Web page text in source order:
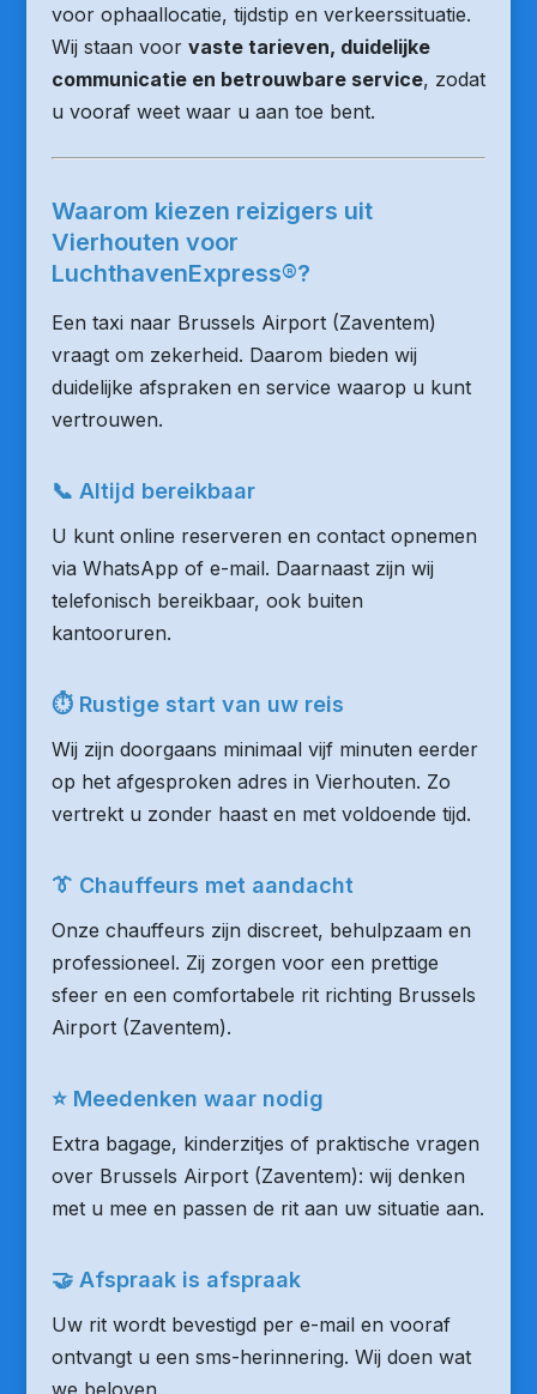
voor ophaallocatie, tijdstip en verkeerssituatie.
Wij staan voor vaste tarieven, duidelijke
communicatie en betrouwbare service, zodat
u vooraf weet waar u aan toe bent.
Waarom kiezen reizigers uit
Vierhouten voor
LuchthavenExpress®?
Een taxi naar Brussels Airport (Zaventem)
vraagt om zekerheid. Daarom bieden wij
duidelijke afspraken en service waarop u kunt
vertrouwen.
📞 Altijd bereikbaar
U kunt online reserveren en contact opnemen
via WhatsApp of e-mail. Daarnaast zijn wij
telefonisch bereikbaar, ook buiten
kantooruren.
⏱ Rustige start van uw reis
Wij zijn doorgaans minimaal vijf minuten eerder
op het afgesproken adres in Vierhouten. Zo
vertrekt u zonder haast en met voldoende tijd.
👔 Chauffeurs met aandacht
Onze chauffeurs zijn discreet, behulpzaam en
professioneel. Zij zorgen voor een prettige
sfeer en een comfortabele rit richting Brussels
Airport (Zaventem).
⭐ Meedenken waar nodig
Extra bagage, kinderzitjes of praktische vragen
over Brussels Airport (Zaventem): wij denken
met u mee en passen de rit aan uw situatie aan.
🤝 Afspraak is afspraak
Uw rit wordt bevestigd per e-mail en vooraf
ontvangt u een sms-herinnering. Wij doen wat
we beloven.